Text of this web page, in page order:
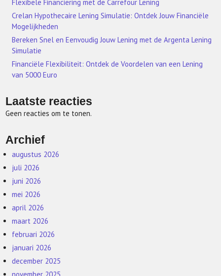
Flexibele Financiering met de Carrefour Lening
Crelan Hypothecaire Lening Simulatie: Ontdek Jouw Financiële
Mogelijkheden
Bereken Snel en Eenvoudig Jouw Lening met de Argenta Lening
Simulatie
Financiële Flexibiliteit: Ontdek de Voordelen van een Lening
van 5000 Euro
Laatste reacties
Geen reacties om te tonen.
Archief
augustus 2026
juli 2026
juni 2026
mei 2026
april 2026
maart 2026
februari 2026
januari 2026
december 2025